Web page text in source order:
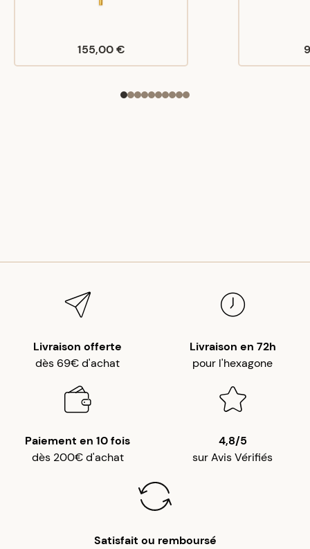
155,00 €
Livraison offerte
dès 69€ d'achat
Livraison en 72h
pour l'hexagone
Paiement en 10 fois
dès 200€ d'achat
4,8/5
sur Avis Vérifiés
Satisfait ou remboursé